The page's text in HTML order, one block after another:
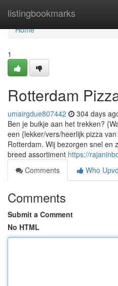
listingbookmarks
Home
Home
1
Rotterdam
umairgdue807442 304 days
Ben je buikje aan het trekken?
een {lekker/vers/heerlijk pizza
Rotterdam. Wij bezorgen snel en
breed assortiment https://
Comments
Who
Comments
Submit a Comment
No HTML